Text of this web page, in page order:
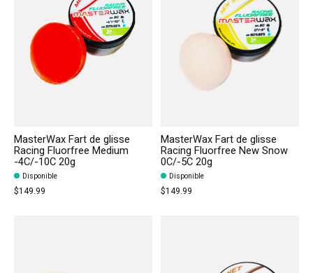
MasterWax Fart de glisse
Racing Fluorfree Medium
-4C/-10C 20g
Disponible
$149.99
MasterWax Fart de glisse
Racing Fluorfree New Snow
0C/-5C 20g
Disponible
$149.99